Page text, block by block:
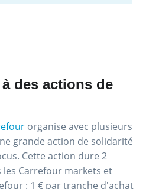
des actions de
organise avec plusieurs
grande action de solidarité
Cette action dure 2
les Carrefour markets et
: 1 € par tranche d'achat